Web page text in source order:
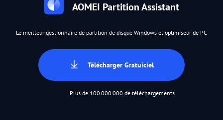
AOMEI Partition Assistant
Le meilleur gestionnaire de partition de disque Windows et optimiseur de PC
Télécharger Gratuiciel
Plus de 100 000 000 de téléchargements